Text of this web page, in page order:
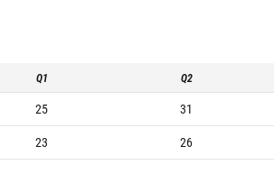
Q1 Q2
25 31
23 26